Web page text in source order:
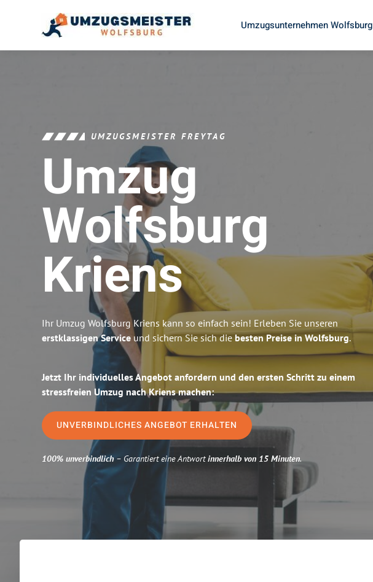
Umzugsunternehmen Wolfsburg
UMZUGSMEISTER FREYTAG
Umzug
Wolfsburg
Kriens
Ihr Umzug Wolfsburg Kriens kann so einfach sein! Erleben Sie unseren
erstklassigen Service und sichern Sie sich die besten Preise in Wolfsburg.
Jetzt Ihr individuelles Angebot anfordern und den ersten Schritt zu einem
stressfreien Umzug nach Kriens machen:
UNVERBINDLICHES ANGEBOT ERHALTEN
100% unverbindlich– Garantiert eine Antwortinnerhalb von 15 Minuten.